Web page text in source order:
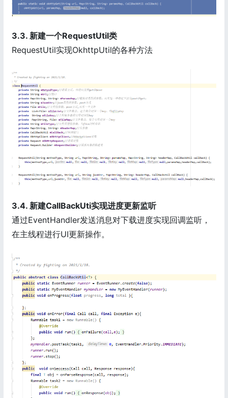
3.3. 新建一个RequestUtil类
RequestUtil实现OkhttpUtil的各种方法
3.4. 新建CallBackUti实现进度更新监听
通过EventHandler发送消息对下载进度实现回调监听，
在主线程进行UI更新操作。